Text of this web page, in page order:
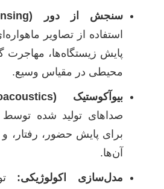
سنجش از دور (Remote Sensing):
استفاده از تصاویر
پایش زیستگاه‌ها، مهاجرت
محیطی در مقیاس وسیع.
بیوآکوستیک (Bioacoustics):
صداهای تولید شده توسط
برای پایش حضور،
آن‌ها.
مدل‌سازی اکولوژیکی: